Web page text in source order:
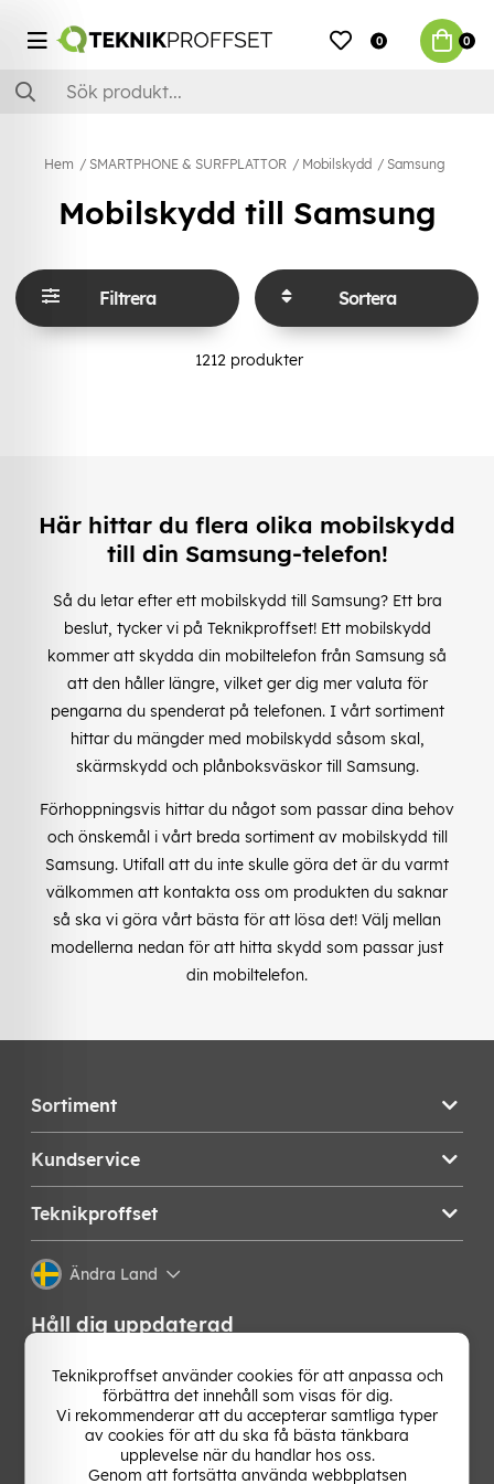
0 0
Hem SMARTPHONE & SURFPLATTOR Mobilskydd Samsung
Mobilskydd till Samsung
Filtrera Sortera
1212 produkter
Här hittar du flera olika mobilskydd
till din Samsung-telefon!
Så du letar efter ett mobilskydd till Samsung? Ett bra
beslut, tycker vi på Teknikproffset! Ett mobilskydd
kommer att skydda din mobiltelefon från Samsung så
att den håller längre, vilket ger dig mer valuta för
pengarna du spenderat på telefonen. I vårt sortiment
hittar du mängder med mobilskydd såsom skal,
skärmskydd och plånboksväskor till Samsung.
Förhoppningsvis hittar du något som passar dina behov
och önskemål i vårt breda sortiment av mobilskydd till
Samsung. Utifall att du inte skulle göra det är du varmt
välkommen att kontakta oss om produkten du saknar
så ska vi göra vårt bästa för att lösa det! Välj mellan
modellerna nedan för att hitta skydd som passar just
din mobiltelefon.
Sortiment
Kundservice
Teknikproffset
Ändra Land
Håll dig uppdaterad
Få de senaste nyheterna, hetaste erbjudandena och
bästa tipsen från oss direkt i din mejlkorg. Signa upp på
vårt nyhetsbrev!
Teknikproffset använder cookies för att anpassa och
förbättra det innehåll som visas för dig.
Vi rekommenderar att du accepterar samtliga typer
av cookies för att du ska få bästa tänkbara
upplevelse när du handlar hos oss.
Genom att fortsätta använda webbplatsen